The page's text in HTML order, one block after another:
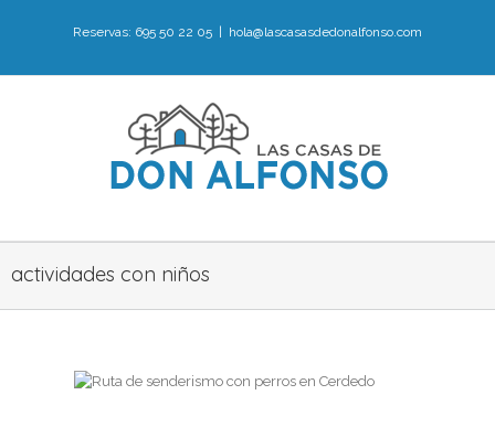
Reservas: 695 50 22 05 hola@lascasasdedonalfonso.com
actividades con niños